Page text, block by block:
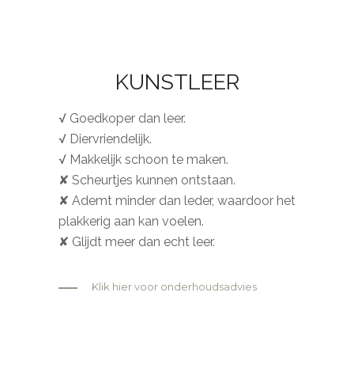
KUNSTLEER
√ Goedkoper dan leer.
√ Diervriendelijk.
√ Makkelijk schoon te maken.
✘ Scheurtjes kunnen ontstaan.
✘ Ademt minder dan leder, waardoor het
plakkerig aan kan voelen.
✘ Glijdt meer dan echt leer.
Klik hier voor onderhoudsadvies